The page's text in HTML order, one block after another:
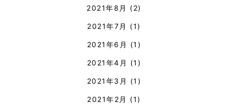
2021年8月 (2)
2021年7月 (1)
2021年6月 (1)
2021年4月 (1)
2021年3月 (1)
2021年2月 (1)